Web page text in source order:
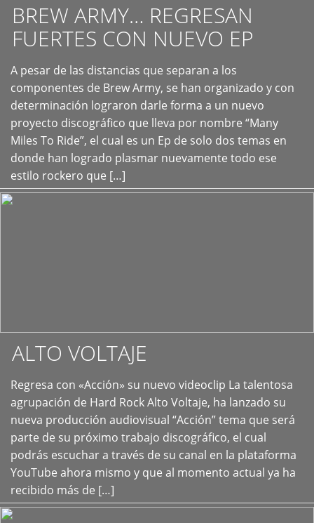
BREW ARMY… REGRESAN
FUERTES CON NUEVO EP
A pesar de las distancias que separan a los
componentes de Brew Army, se han organizado y con
determinación lograron darle forma a un nuevo
proyecto discográfico que lleva por nombre “Many
Miles To Ride”, el cual es un Ep de solo dos temas en
donde han logrado plasmar nuevamente todo ese
estilo rockero que […]
+
ALTO VOLTAJE
Regresa con «Acción» su nuevo videoclip La talentosa
agrupación de Hard Rock Alto Voltaje, ha lanzado su
nueva producción audiovisual “Acción” tema que será
parte de su próximo trabajo discográfico, el cual
podrás escuchar a través de su canal en la plataforma
YouTube ahora mismo y que al momento actual ya ha
recibido más de […]
+